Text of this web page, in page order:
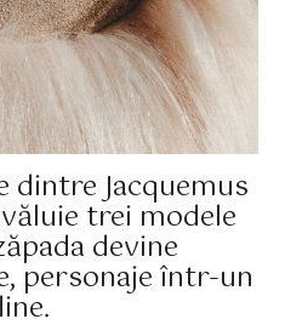
dintre Jacquemus
trei modele
devine
personaje într-un